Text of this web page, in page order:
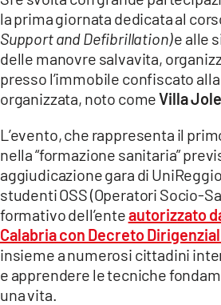
LaC
Network
LACPLAY.IT
LACTV.IT
LACITYMAG.IT
ILREGGINO.IT
COSENZACHANNEL.IT
ILVIBONESE.IT
CATANZAROCHANNEL.IT
la prima giornata dedicata al
Support and Defibrillation)e alle
delle manovre salvavita,
presso l’immobile confiscato
organizzata, noto comeVilla
L’evento, che rappresenta il
nella “formazione sanitaria”
aggiudicazione gara di
studenti OSS (Operatori Socio-
formativo dell’enteautorizzato
Calabria con Decreto
insieme a numerosi cittadini
e apprendere le tecniche
una vita.